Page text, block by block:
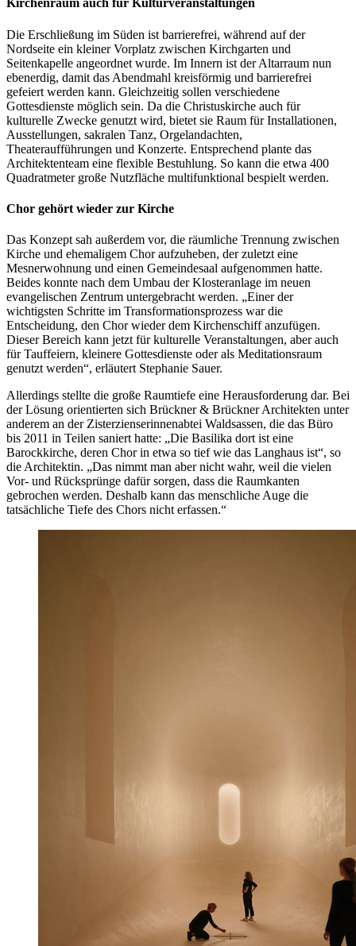
Kirchenraum auch für Kulturveranstaltungen
Die Erschließung im Süden ist barrierefrei, während auf der
Nordseite ein kleiner Vorplatz zwischen Kirchgarten und
Seitenkapelle angeordnet wurde. Im Innern ist der Altarraum nun
ebenerdig, damit das Abendmahl kreisförmig und barrierefrei
gefeiert werden kann. Gleichzeitig sollen verschiedene
Gottesdienste möglich sein. Da die Christuskirche auch für
kulturelle Zwecke genutzt wird, bietet sie Raum für Installationen,
Ausstellungen, sakralen Tanz, Orgelandachten,
Theateraufführungen und Konzerte. Entsprechend plante das
Architektenteam eine flexible Bestuhlung. So kann die etwa 400
Quadratmeter große Nutzfläche multifunktional bespielt werden.
Chor gehört wieder zur Kirche
Das Konzept sah außerdem vor, die räumliche Trennung zwischen
Kirche und ehemaligem Chor aufzuheben, der zuletzt eine
Mesnerwohnung und einen Gemeindesaal aufgenommen hatte.
Beides konnte nach dem Umbau der Klosteranlage im neuen
evangelischen Zentrum untergebracht werden. „Einer der
wichtigsten Schritte im Transformationsprozess war die
Entscheidung, den Chor wieder dem Kirchenschiff anzufügen.
Dieser Bereich kann jetzt für kulturelle Veranstaltungen, aber auch
für Tauffeiern, kleinere Gottesdienste oder als Meditationsraum
genutzt werden“, erläutert Stephanie Sauer.
Allerdings stellte die große Raumtiefe eine Herausforderung dar. Bei
der Lösung orientierten sich Brückner & Brückner Architekten unter
anderem an der Zisterzienserinnenabtei Waldsassen, die das Büro
bis 2011 in Teilen saniert hatte: „Die Basilika dort ist eine
Barockkirche, deren Chor in etwa so tief wie das Langhaus ist“, so
die Architektin. „Das nimmt man aber nicht wahr, weil die vielen
Vor- und Rücksprünge dafür sorgen, dass die Raumkanten
gebrochen werden. Deshalb kann das menschliche Auge die
tatsächliche Tiefe des Chors nicht erfassen.“